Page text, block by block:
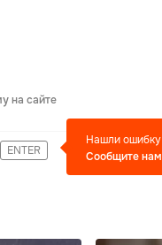
на сайте
ENTER
Нашли ошибку
Сообщите